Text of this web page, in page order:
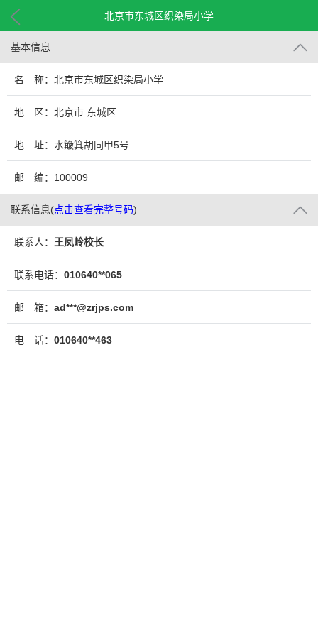
北京市东城区织染局小学
基本信息
名 称：北京市东城区织染局小学
地 区：北京市 东城区
地 址：水簸箕胡同甲5号
邮 编：100009
联系信息(点击查看完整号码)
联系人： 王凤岭校长
联系电话： 010640**065
邮 箱： ad***@zrjps.com
电 话： 010640**463